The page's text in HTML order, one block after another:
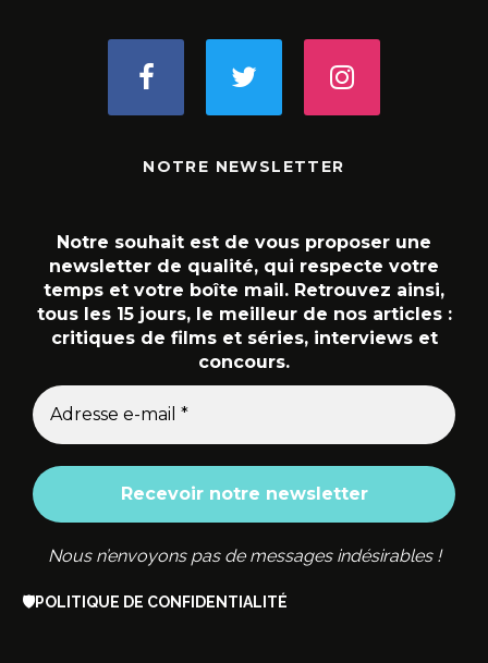
NOTRE NEWSLETTER
Notre souhait est de vous proposer une
newsletter de qualité, qui respecte votre
temps et votre boîte mail. Retrouvez ainsi,
tous les 15 jours, le meilleur de nos articles :
critiques de films et séries, interviews et
concours.
Nous n’envoyons pas de messages indésirables !
🛡️POLITIQUE DE CONFIDENTIALITÉ